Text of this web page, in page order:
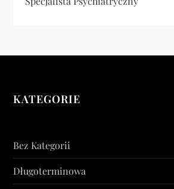
KATEGORIE
Bez Kategorii
Długoterminowa